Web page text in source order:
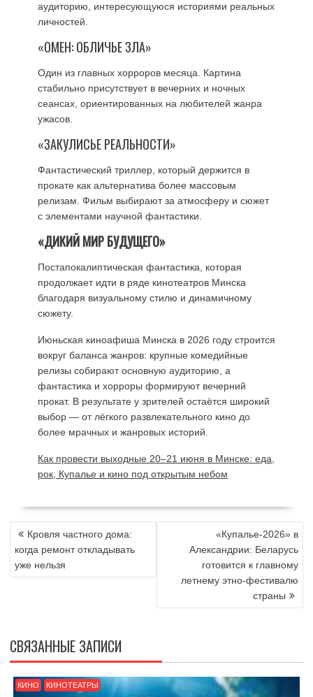
аудиторию, интересующуюся историями реальных
личностей.
«ОМЕН: ОБЛИЧЬЕ ЗЛА»
Один из главных хорроров месяца. Картина
стабильно присутствует в вечерних и ночных
сеансах, ориентированных на любителей жанра
ужасов.
«ЗАКУЛИСЬЕ РЕАЛЬНОСТИ»
Фантастический триллер, который держится в
прокате как альтернатива более массовым
релизам. Фильм выбирают за атмосферу и сюжет
с элементами научной фантастики.
«ДИКИЙ МИР БУДУЩЕГО»
Постапокалиптическая фантастика, которая
продолжает идти в ряде кинотеатров Минска
благодаря визуальному стилю и динамичному
сюжету.
Июньская киноафиша Минска в 2026 году строится
вокруг баланса жанров: крупные комедийные
релизы собирают основную аудиторию, а
фантастика и хорроры формируют вечерний
прокат. В результате у зрителей остаётся широкий
выбор — от лёгкого развлекательного кино до
более мрачных и жанровых историй.
Как провести выходные 20–21 июня в Минске: еда,
рок, Купалье и кино под открытым небом
НАВИГАЦИЯ
ПО
ЗАПИСЯМ
Кровля частного дома:
когда ремонт откладывать
уже нельзя
«Купалье-2026» в
Александрии: Беларусь
готовится к главному
летнему этно-фестивалю
страны
СВЯЗАННЫЕ ЗАПИСИ
КИНО КИНОТЕАТРЫ